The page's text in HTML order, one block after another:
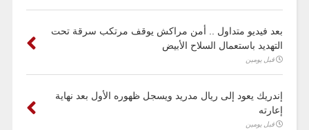
بعد فيديو متداول .. أمن مراكش يوقف مرتكب سرقة تحت
التهديد باستعمال السلاح الأبيض
قبل يومين
إندريك يعود إلى ريال مدريد ويسجل ظهوره الأول بعد نهاية
إعارته
قبل يومين